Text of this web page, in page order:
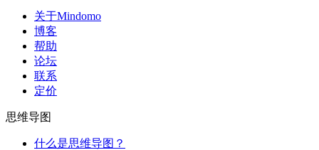
关于Mindomo
博客
帮助
论坛
联系
定价
思维导图
什么是思维导图？